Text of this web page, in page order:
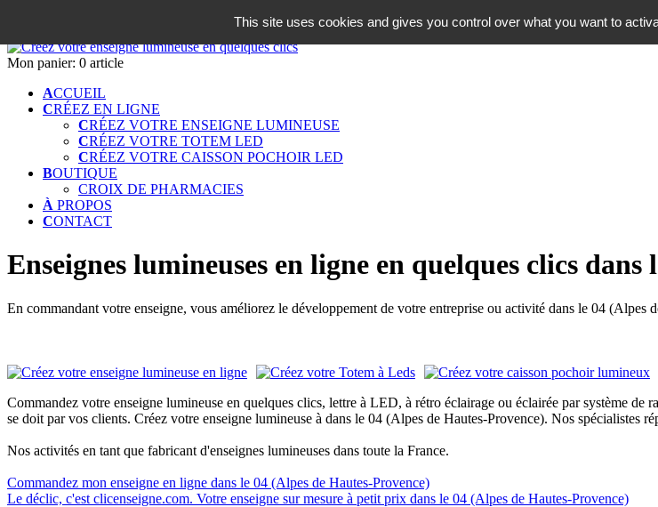
Mon panier: 0 article
ACCUEIL
CRÉEZ EN LIGNE
CRÉEZ VOTRE ENSEIGNE LUMINEUSE
CRÉEZ VOTRE TOTEM LED
CRÉEZ VOTRE CAISSON POCHOIR LED
BOUTIQUE
CROIX DE PHARMACIES
À PROPOS
CONTACT
Enseignes lumineuses en ligne en quelques clics
En commandant votre enseigne, vous améliorez le développement de votre entreprise ou activité dans le 04 (Alpes
Commandez votre enseigne lumineuse en quelques clics, lettre à LED, à rétro éclairage ou éclairée par système
se doit par vos clients. Créez votre enseigne lumineuse à dans le 04 (Alpes de Hautes-Provence). Nos spécialistes
Nos activités en tant que fabricant d'enseignes lumineuses dans toute la France.
Commandez mon enseigne en ligne dans le 04 (Alpes de Hautes-Provence)
Le déclic, c'est clicenseigne.com. Votre enseigne sur mesure à petit prix dans le 04 (Alpes de Hautes-Provence)
This site uses cookies and gives you control over what you want to